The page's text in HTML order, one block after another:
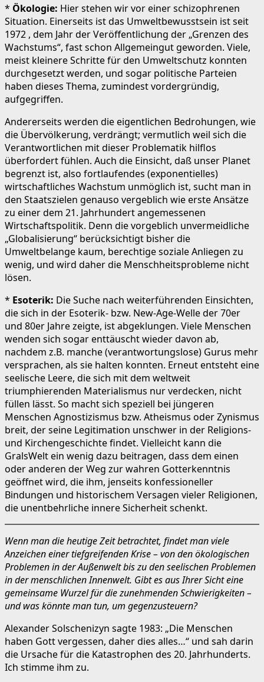
* Ökologie: Hier stehen wir vor einer schizophrenen
Situation. Einerseits ist das Umweltbewusstsein ist seit
1972 , dem Jahr der Veröffentlichung der „Grenzen des
Wachstums“, fast schon Allgemeingut geworden. Viele,
meist kleinere Schritte für den Umweltschutz konnten
durchgesetzt werden, und sogar politische Parteien
haben dieses Thema, zumindest vordergründig,
aufgegriffen.
Andererseits werden die eigentlichen Bedrohungen, wie
die Übervölkerung, verdrängt; vermutlich weil sich die
Verantwortlichen mit dieser Problematik hilflos
überfordert fühlen. Auch die Einsicht, daß unser Planet
begrenzt ist, also fortlaufendes (exponentielles)
wirtschaftliches Wachstum unmöglich ist, sucht man in
den Staatszielen genauso vergeblich wie erste Ansätze
zu einer dem 21. Jahrhundert angemessenen
Wirtschaftspolitik. Denn die vorgeblich unvermeidliche
„Globalisierung“ berücksichtigt bisher die
Umweltbelange kaum, berechtige soziale Anliegen zu
wenig, und wird daher die Menschheitsprobleme nicht
lösen.
* Esoterik: Die Suche nach weiterführenden Einsichten,
die sich in der Esoterik- bzw. New-Age-Welle der 70er
und 80er Jahre zeigte, ist abgeklungen. Viele Menschen
wenden sich sogar enttäuscht wieder davon ab,
nachdem z.B. manche (verantwortungslose) Gurus mehr
versprachen, als sie halten konnten. Erneut entsteht eine
seelische Leere, die sich mit dem weltweit
triumphierenden Materialismus nur verdecken, nicht
füllen lässt. So macht sich speziell bei jüngeren
Menschen Agnostizismus bzw. Atheismus oder Zynismus
breit, der seine Legitimation unschwer in der Religions-
und Kirchengeschichte findet. Vielleicht kann die
GralsWelt ein wenig dazu beitragen, dass dem einen
oder anderen der Weg zur wahren Gotterkenntnis
geöffnet wird, die ihm, jenseits konfessioneller
Bindungen und historischem Versagen vieler Religionen,
die unentbehrliche innere Sicherheit schenkt.
Wenn man die heutige Zeit betrachtet, findet man viele
Anzeichen einer tiefgreifenden Krise – von den ökologischen
Problemen in der Außenwelt bis zu den seelischen Problemen
in der menschlichen Innenwelt. Gibt es aus Ihrer Sicht eine
gemeinsame Wurzel für die zunehmenden Schwierigkeiten –
und was könnte man tun, um gegenzusteuern?
Alexander Solschenizyn sagte 1983: „Die Menschen
haben Gott vergessen, daher dies alles…“ und sah darin
die Ursache für die Katastrophen des 20. Jahrhunderts.
Ich stimme ihm zu.